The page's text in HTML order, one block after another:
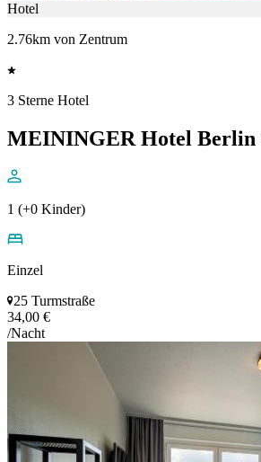
Hotel
2.76km von Zentrum
3 Sterne Hotel
MEININGER Hotel Berlin
1 (+0 Kinder)
Einzel
25 Turmstraße
34,00 €
/Nacht